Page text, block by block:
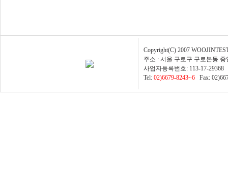
Copyright(C) 2007
주소 : 서울 구로구 구로본동
사업자등록번호: 113-17-
Tel: 02)6679-8243~6 Fax: